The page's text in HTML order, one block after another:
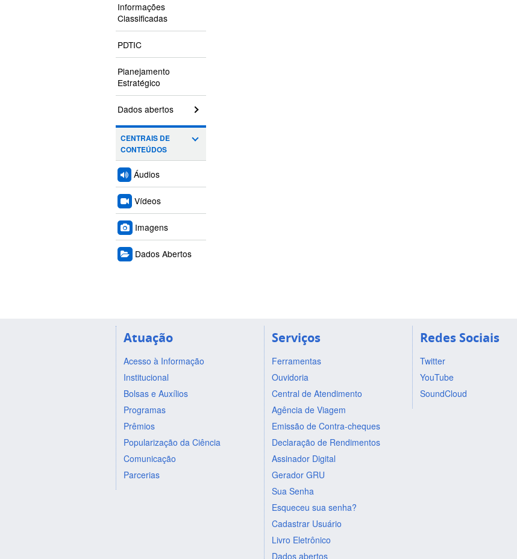
Informações
Classificadas
PDTIC
Planejamento
Estratégico
Dados abertos
CENTRAIS DE
CONTEÚDOS
Áudios
Vídeos
Imagens
Dados Abertos
Atuação
Acesso à Informação
Institucional
Bolsas e Auxílios
Programas
Prêmios
Popularização da Ciência
Comunicação
Parcerias
Serviços
Ferramentas
Ouvidoria
Central de Atendimento
Agência de Viagem
Emissão de Contra-cheques
Declaração de Rendimentos
Assinador Digital
Gerador GRU
Sua Senha
Esqueceu sua senha?
Cadastrar Usuário
Livro Eletrônico
Dados abertos
Redes Sociais
Twitter
YouTube
SoundCloud